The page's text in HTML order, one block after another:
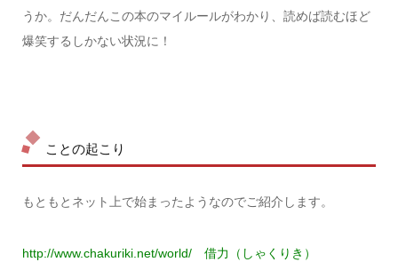
うか。だんだんこの本のマイルールがわかり、読めば読むほど
爆笑するしかない状況に！
ことの起こり
もともとネット上で始まったようなのでご紹介します。
http://www.chakuriki.net/world/借力（しゃくりき）